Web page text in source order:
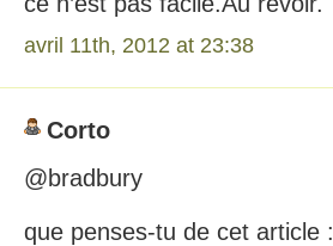
avril 11th, 2012 at 23:38
Corto
@bradbury
que penses-tu de cet article :